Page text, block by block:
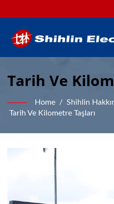
Tarih Ve
Alçak Voltaj &
Üreticisi |
Home / Shihlin
Tarih Ve Kilometre Taşları